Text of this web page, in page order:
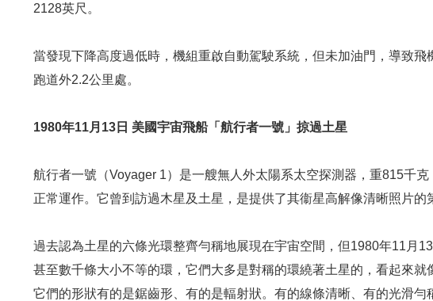
2128英尺。
當發現下降高度過低時，機組重啟自動駕駛系統，但未加油門，導致
跑道外2.2公里處。
1980年11月13日 美國宇宙飛船「航行者一號」掠過土星
航行者一號（Voyager 1）是一艘無人外太陽系太空探測器，重815千
正常運作。它曾到訪過木星及土星，是提供了其衞星高解像清晰照片的
過去認為土星的六條光環整齊勻稱地展現在宇宙空間，但1980年11月
甚至數千條大小不等的環，它們大多是對稱的環繞著土星的，看起來就
它們的形狀有的是鋸齒形、有的是輻射狀。有的線條清晰、有的光滑勻